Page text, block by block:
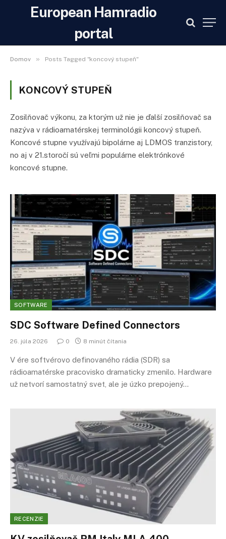
European Hamradio
portal
Domov » Posts Tagged "koncový stupeň"
KONCOVÝ STUPEŇ
Zosilňovač výkonu, za ktorým už nie je ďalší zosilňovač sa
nazýva v rádioamatérskej terminológii koncový stupeň.
Koncové stupne využívajú bipolárne aj LDMOS tranzistory,
no aj v 21.storočí sú veľmi populárne elektrónkové
koncové stupne.
SOFTWARE
SDC Software Defined Connectors
26. júla 2026 0 8 minút čítania
V ére softvérovo definovaného rádia (SDR) sa
rádioamatérske pracovisko dramaticky zmenilo. Hardware
už netvorí samostatný svet, ale je úzko prepojený…
RECENZIE